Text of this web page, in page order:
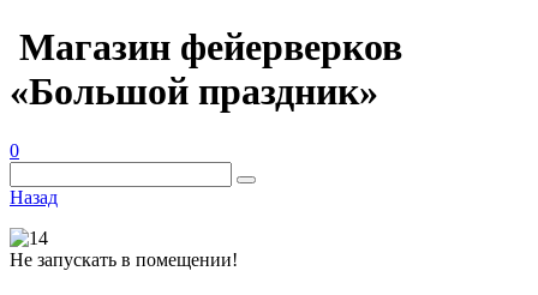
Магазин фейерверков
«Большой праздник»
0
Назад
Не запускать в помещении!